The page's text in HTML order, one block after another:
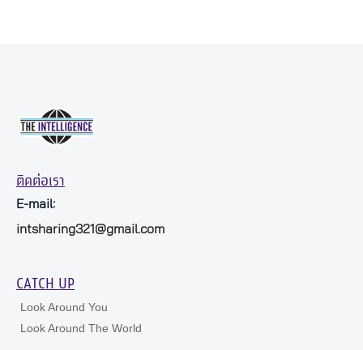
ติดต่อเรา
E-mail:
intsharing321@gmail.com
CATCH UP
Look Around You
Look Around The World